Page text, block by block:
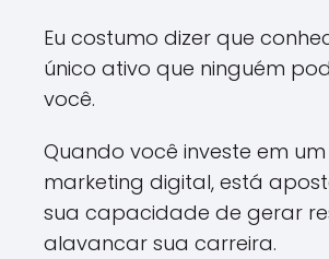
Eu costumo dizer que
único ativo que ninguém
você.
Quando você investe em
marketing digital, está
sua capacidade de gerar
alavancar sua carreira.